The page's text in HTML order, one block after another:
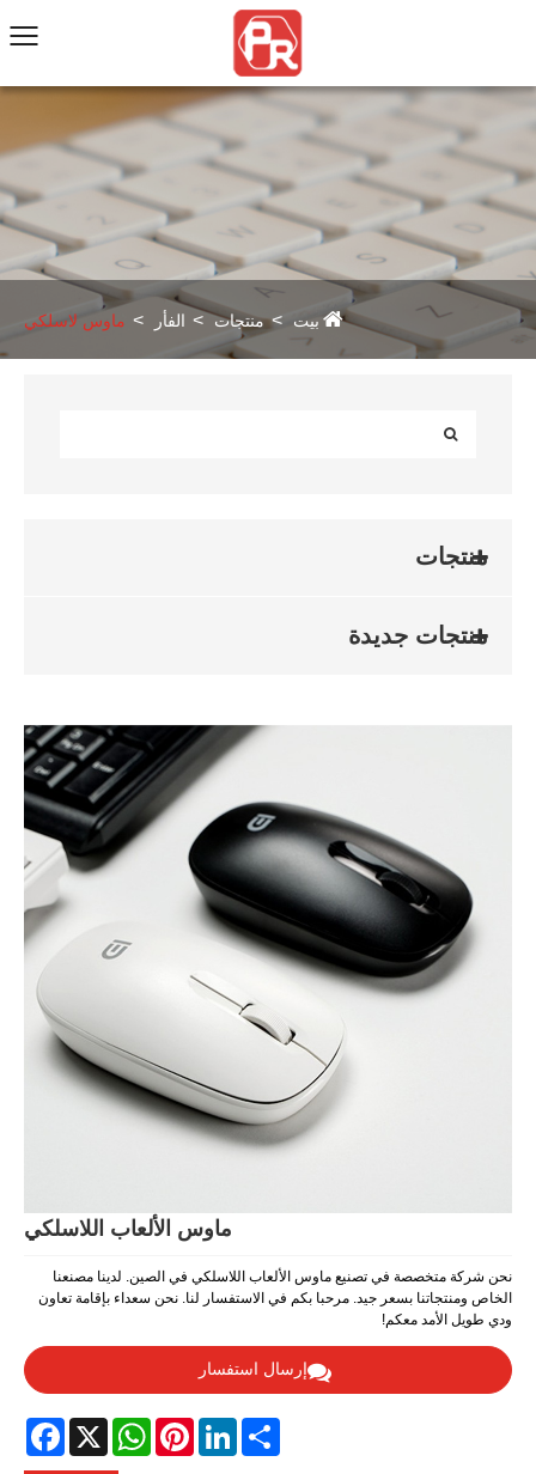
بيت منتجات الفأر ماوس لاسلكي
منتجات
منتجات جديدة
ماوس الألعاب اللاسلكي
نحن شركة متخصصة في تصنيع ماوس الألعاب اللاسلكي في الصين. لدينا مصنعنا
الخاص ومنتجاتنا بسعر جيد. مرحبا بكم في الاستفسار لنا. نحن سعداء بإقامة تعاون
ودي طويل الأمد معكم!
إرسال استفسار
Facebook X
WhatsAppPinterestLinkedIn Share